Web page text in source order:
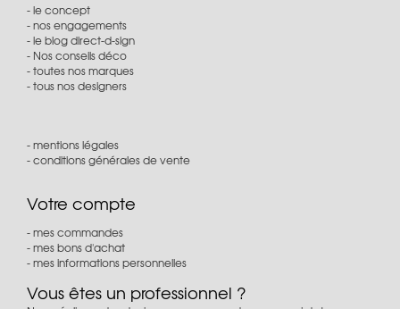
le concept
nos engagements
le blog direct-d-sign
Nos conseils déco
toutes nos marques
tous nos designers
mentions légales
conditions générales de vente
Votre compte
mes commandes
mes bons d'achat
mes informations personnelles
Vous êtes un professionnel ?